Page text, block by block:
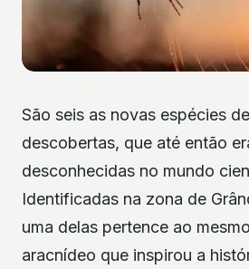
São seis as novas espécies
descobertas, que até então
desconhecidas no mundo
Identificadas na zona de
uma delas pertence ao
aracnídeo que inspirou a